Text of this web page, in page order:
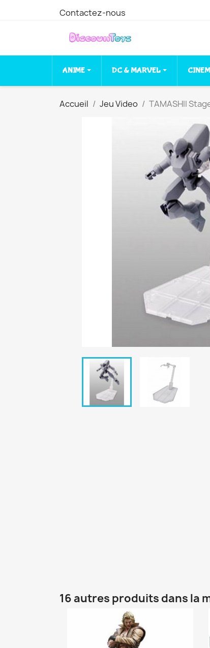
Contactez-nous
ANIME DC & MARVEL
Accueil Jeu Video TAMASHII
16 autres produits dans la